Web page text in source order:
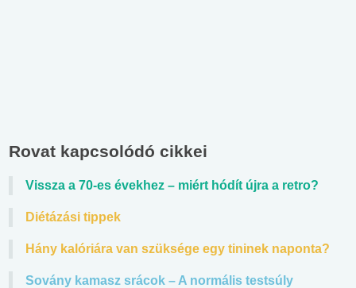
Rovat kapcsolódó cikkei
Vissza a 70-es évekhez – miért hódít újra a retro?
Diétázási tippek
Hány kalóriára van szüksége egy tininek naponta?
Sovány kamasz srácok – A normális testsúly